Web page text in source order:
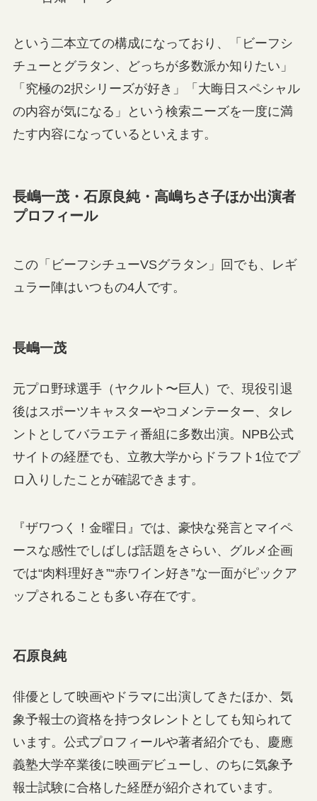
という二本立ての構成になっており、「ビーフシ
チューとグラタン、どっちが多数派か知りたい」
「究極の2択シリーズが好き」「大晦日スペシャル
の内容が気になる」という検索ニーズを一度に満
たす内容になっているといえます。
長嶋一茂・石原良純・高嶋ちさ子ほか出演者
プロフィール
この「ビーフシチューVSグラタン」回でも、レギ
ュラー陣はいつもの4人です。
長嶋一茂
元プロ野球選手（ヤクルト〜巨人）で、現役引退
後はスポーツキャスターやコメンテーター、タレ
ントとしてバラエティ番組に多数出演。NPB公式
サイトの経歴でも、立教大学からドラフト1位でプ
ロ入りしたことが確認できます。
『ザワつく！金曜日』では、豪快な発言とマイペ
ースな感性でしばしば話題をさらい、グルメ企画
では“肉料理好き”“赤ワイン好き”な一面がピックア
ップされることも多い存在です。
石原良純
俳優として映画やドラマに出演してきたほか、気
象予報士の資格を持つタレントとしても知られて
います。公式プロフィールや著者紹介でも、慶應
義塾大学卒業後に映画デビューし、のちに気象予
報士試験に合格した経歴が紹介されています。